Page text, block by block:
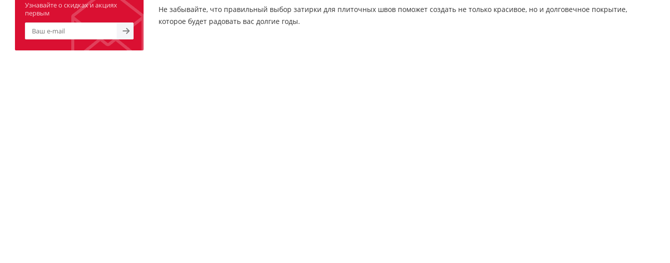
Не забывайте, что правильный выбор затирки для плиточных швов поможет создать не только красивое, но и долговечное покрытие,
которое будет радовать вас долгие годы.
Узнавайте о скидках и акциях
первым